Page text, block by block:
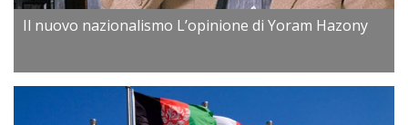
Il nuovo nazionalismo L’opinione di Yoram Hazony